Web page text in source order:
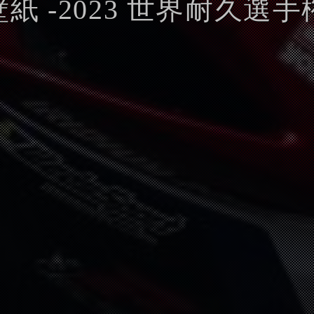
紙 -2023 世界耐久選手